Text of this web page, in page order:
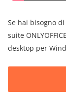
Se hai bisogno
suite
desktop per